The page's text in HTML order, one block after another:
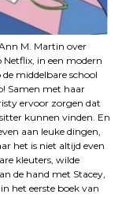
M. Martin over
in een modern
middelbare school
Samen met haar
ervoor zorgen dat
kunnen vinden. En
aan leuke dingen,
het is niet altijd even
kleuters, wilde
de hand met Stacey,
het eerste boek van